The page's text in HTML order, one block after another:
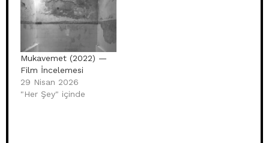
Mukavemet (2022) —
Film İncelemesi
29 Nisan 2026
"Her Şey" içinde